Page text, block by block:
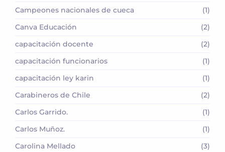
Campeones nacionales de cueca
(1)
Canva Educación
(2)
capacitación docente
(2)
capacitación funcionarios
(1)
capacitación ley karin
(1)
Carabineros de Chile
(2)
Carlos Garrido.
(1)
Carlos Muñoz.
(1)
Carolina Mellado
(3)